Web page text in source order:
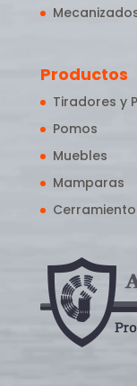
Productos
Tiradores y
Pomos
Muebles
Mamparas